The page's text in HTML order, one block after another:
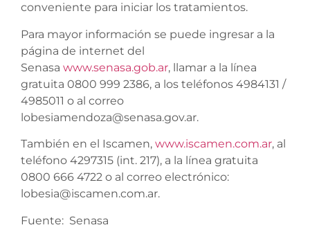
conveniente para iniciar los tratamientos.
Para mayor información se puede ingresar a la
página de internet del
Senasa www.senasa.gob.ar, llamar a la línea
gratuita 0800 999 2386, a los teléfonos 4984131 /
4985011 o al correo
lobesiamendoza@senasa.gov.ar.
También en el Iscamen, www.iscamen.com.ar, al
teléfono 4297315 (int. 217), a la línea gratuita
0800 666 4722 o al correo electrónico:
lobesia@iscamen.com.ar.
Fuente: Senasa